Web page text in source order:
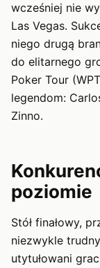
wcześniej nie
Las Vegas.
niego drugą
do elitarnego
Poker Tour
legendom:
Zinno.
poziomie
Stół finałowy,
niezwykle
utytułowani